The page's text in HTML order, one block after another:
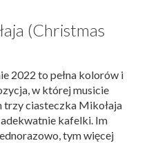
(Christmas
2022 to pełna kolorów i
w której musicie
trzy ciasteczka Mikołaja
kafelki. Im
tym więcej